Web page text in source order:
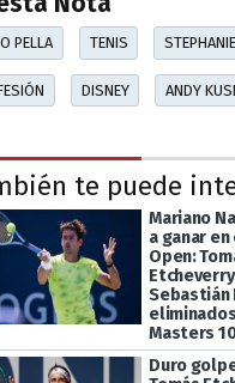
PELLA TENIS
DISNEY ANDY
te puede
Mariano
a ganar
Open:
Sebastián
Masters
Duro